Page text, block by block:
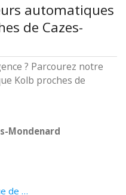
automatiques
de Cazes-
? Parcourez notre
Kolb proches de
Mondenard
Banque Kolb Auxerre 30, Rue de La Draperie